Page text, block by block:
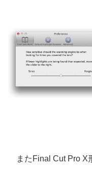
またFinal Cut Pro X